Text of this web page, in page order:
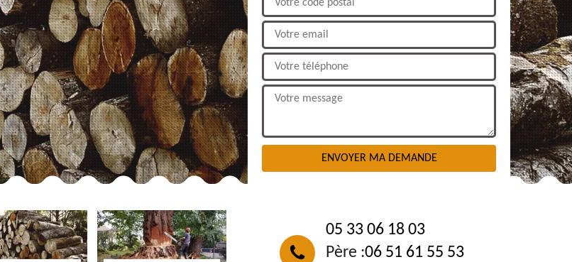
05 33 06 18 03
Père :06 51 61 55 53